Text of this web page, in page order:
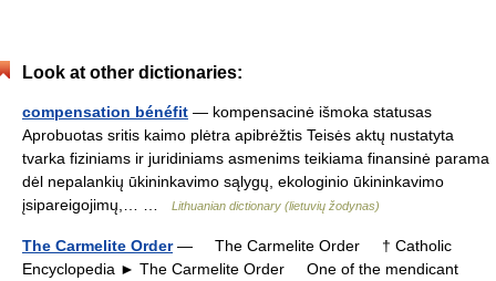
Look at other dictionaries:
compensation bénéfit — kompensacinė išmoka statusas
Aprobuotas sritis kaimo plėtra apibrėžtis Teisės aktų nustatyta
tvarka fiziniams ir juridiniams asmenims teikiama finansinė parama
dėl nepalankių ūkininkavimo sąlygų, ekologinio ūkininkavimo
įsipareigojimų,… …
Lithuanian dictionary (lietuvių žodynas)
The Carmelite Order— The Carmelite Order † Catholic
Encyclopedia ► The Carmelite Order One of the mendicant